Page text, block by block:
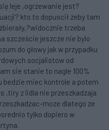
leje ,ogrzewanie jest?
kto to dopuscił zeby tam
trzeba
szczeście jeszcze nie bylo
do głowy jak w przypadku
socjalistow od
sie stanie to nagle 100%
bedzie miec kontrole a potem
,tiry z lidla nie przeszkadzaja
moze dlatego ze
tylko dopiero w